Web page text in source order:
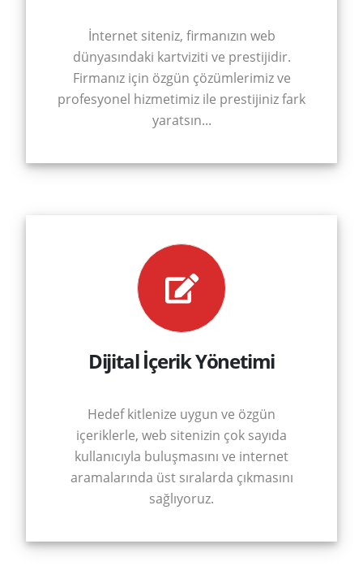
İnternet siteniz, firmanızın web
dünyasındaki kartviziti ve prestijidir.
Firmanız için özgün çözümlerimiz ve
profesyonel hizmetimiz ile prestijiniz fark
yaratsın...
Dijital İçerik Yönetimi
Hedef kitlenize uygun ve özgün
içeriklerle, web sitenizin çok sayıda
kullanıcıyla buluşmasını ve internet
aramalarında üst sıralarda çıkmasını
sağlıyoruz.